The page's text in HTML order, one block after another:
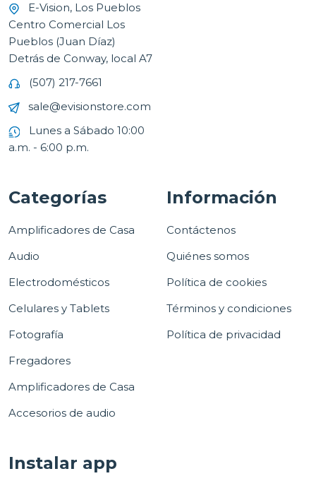
E-Vision, Los Pueblos
Centro Comercial Los
Pueblos (Juan Díaz)
Detrás de Conway, local A7
(507) 217-7661
sale@evisionstore.com
Lunes a Sábado 10:00
a.m. - 6:00 p.m.
Categorías
Amplificadores de Casa
Audio
Electrodomésticos
Celulares y Tablets
Fotografía
Fregadores
Amplificadores de Casa
Accesorios de audio
Información
Contáctenos
Quiénes somos
Política de cookies
Términos y condiciones
Política de privacidad
Instalar app